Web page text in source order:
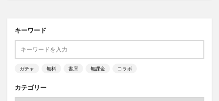
キーワード
ガチャ 無料 書庫 無課金 コラボ
カテゴリー